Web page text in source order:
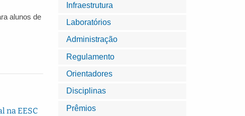
Infraestrutura
Laboratórios
Administração
Regulamento
Orientadores
Disciplinas
Prêmios
alunos de
na EESC